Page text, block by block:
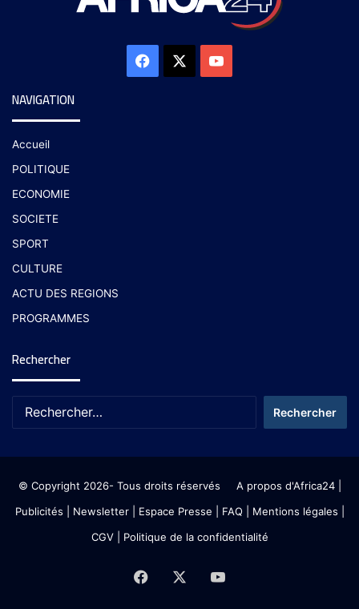
NAVIGATION
Accueil
POLITIQUE
ECONOMIE
SOCIETE
SPORT
CULTURE
ACTU DES REGIONS
PROGRAMMES
Rechercher
© Copyright 2026- Tous droits réservés A propos d'Africa24|
Publicités
Newsletter| Espace Presse | FAQ | Mentions légales
CGV| Politique de la confidentialité